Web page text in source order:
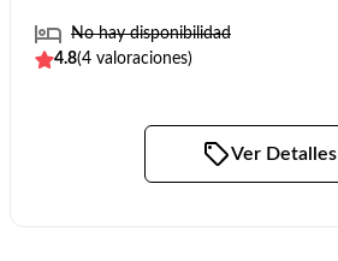
No hay disponibilidad
4.8(4 valoraciones)
Ver Detalles